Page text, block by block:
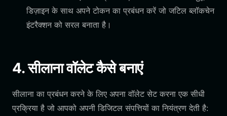
डिज़ाइन के साथ अपने टोकन का प्रबंधन करें जो जटिल ब्लॉकचेन
इंटरैक्शन को सरल बनाता है।
4. सीलाना वॉलेट कैसे बनाएं
सीलाना का प्रबंधन करने के लिए अपना वॉलेट सेट करना एक सीधी
प्रक्रिया है जो आपको अपनी डिजिटल संपत्तियों का नियंत्रण देती है: